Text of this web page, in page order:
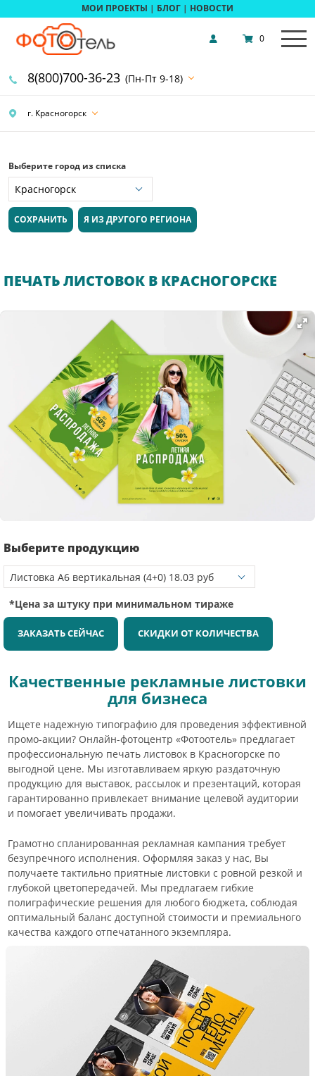
МОИ ПРОЕКТЫ | БЛОГ | НОВОСТИ
г. Красногорск
8(800)700-36-23 (Пн-Пт 9-18)
0
Выберите город из списка
СОХРАНИТЬ Я ИЗ ДРУГОГО РЕГИОНА
ПЕЧАТЬ ЛИСТОВОК В КРАСНОГОРСКЕ
Выберите продукцию
*Цена за штуку при минимальном тираже
ЗАКАЗАТЬ СЕЙЧАС СКИДКИ ОТ КОЛИЧЕСТВА
Качественные рекламные листовки
для бизнеса
Ищете надежную типографию для проведения эффективной
промо-акции? Онлайн-фотоцентр «Фотоотель» предлагает
профессиональную печать листовок в Красногорске по
выгодной цене. Мы изготавливаем яркую раздаточную
продукцию для выставок, рассылок и презентаций, которая
гарантированно привлекает внимание целевой аудитории
и помогает увеличивать продажи.
Грамотно спланированная рекламная кампания требует
безупречного исполнения. Оформляя заказ у нас, Вы
получаете тактильно приятные листовки с ровной резкой и
глубокой цветопередачей. Мы предлагаем гибкие
полиграфические решения для любого бюджета, соблюдая
оптимальный баланс доступной стоимости и премиального
качества каждого отпечатанного экземпляра.